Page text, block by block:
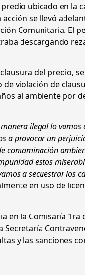
ubicado en la
se llevó
Comunitaria. El
descargando
del predio,
violación de
al ambiente por
ilegal lo vamos
a provocar un
contaminación
estos
a secuestrar los
en uso de
en la Comisaría 1ra
Secretaría
y las sanciones